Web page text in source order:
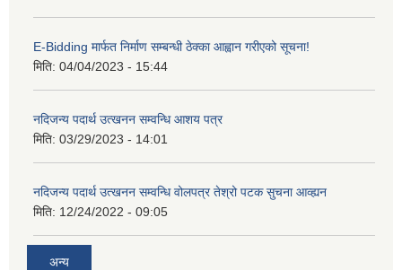
E-Bidding मार्फत निर्माण सम्बन्धी ठेक्का आह्वान गरीएको सूचना!
मिति: 04/04/2023 - 15:44
नदिजन्य पदार्थ उत्खनन सम्वन्धि आशय पत्र
मिति: 03/29/2023 - 14:01
नदिजन्य पदार्थ उत्खनन सम्वन्धि वोलपत्र तेश्रो पटक सुचना आव्ह्यन
मिति: 12/24/2022 - 09:05
अन्य